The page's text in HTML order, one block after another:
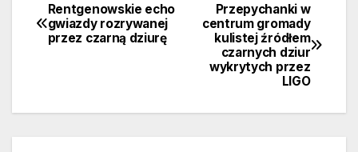
Nawigacja
wpisu
Przepychanki w
centrum gromady
kulistej źródłem
czarnych dziur
wykrytych przez
LIGO
Rentgenowskie echo
gwiazdy rozrywanej
przez czarną dziurę